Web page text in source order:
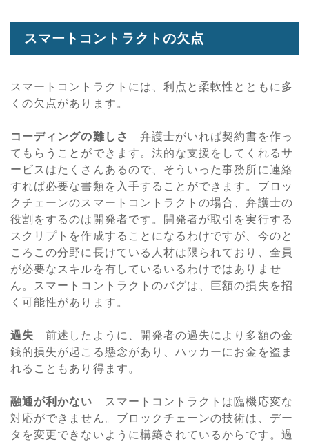
スマートコントラクトの欠点
スマートコントラクトには、利点と柔軟性とともに多
くの欠点があります。
コーディングの難しさ
弁護士がいれば契約書を作っ
てもらうことができます。法的な支援をしてくれるサ
ービスはたくさんあるので、そういった事務所に連絡
すれば必要な書類を入手することができます。ブロッ
クチェーンのスマートコントラクトの場合、弁護士の
役割をするのは開発者です。開発者が取引を実行する
スクリプトを作成することになるわけですが、今のと
ころこの分野に長けている人材は限られており、全員
が必要なスキルを有しているいるわけではありませ
ん。スマートコントラクトのバグは、巨額の損失を招
く可能性があります。
過失前述したように、開発者の過失により多額の金
銭的損失が起こる懸念があり、ハッカーにお金を盗ま
れることもあり得ます。
融通が利かない
スマートコントラクトは臨機応変な
対応ができません。ブロックチェーンの技術は、デー
タを変更できないように構築されているからです。過